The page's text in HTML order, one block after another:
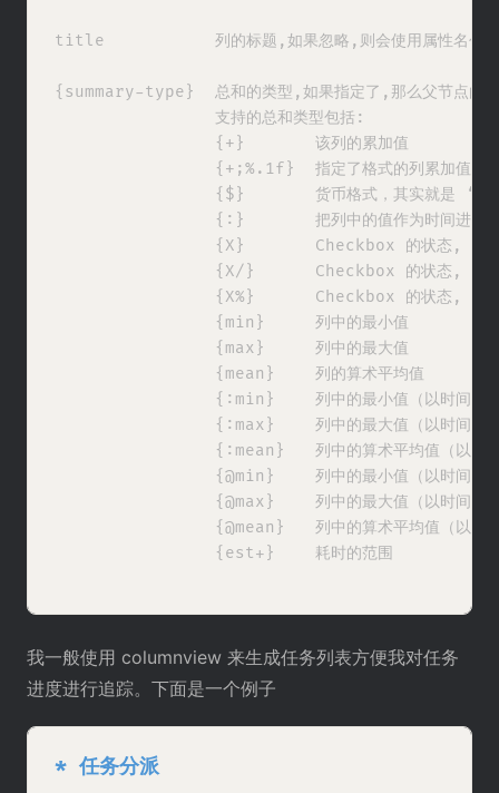
title           列的标题,如果忽略,则会使用属性名代替
{summary-type}  总和的类型,如果指定了,那么父节点的列
                支持的总和类型包括:
                {+}       该列的累加值
                {+;%.1f}  指定了格式的列累加值
{$}       货币格式，其实就是
{:}       把列中的值作为时间进行
{X}       Checkbox 的状态, 若
{X/}      Checkbox 的状态, 显
{X%}      Checkbox 的状态, 显
                {min}     列中的最小值
                {max}     列中的最大值
                {mean}    列的算术平均值
{:min}    列中的最小值（以时间为
{:max}    列中的最大值（以时间为
{:mean}   列中的算术平均值（以时间
{@min}    列中的最小值（以时间区间
{@max}    列中的最大值（以时间区间
{@mean}   列中的算术平均值（以时间
                {est+}    耗时的范围
我一般使用 columnview 来生成任务列表方便我对任务
进度进行追踪。下面是一个例子
* 任务分派